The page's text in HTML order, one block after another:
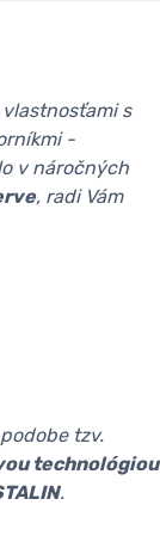
s
-
v náročných
, radi Vám
tzv.
technológiou
.